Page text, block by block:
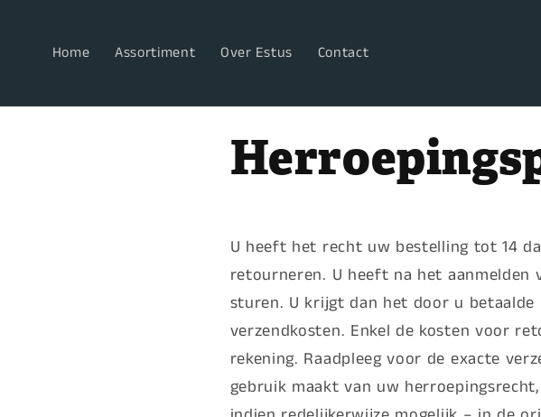
content
Home Assortiment Over Estus Contact
U heeft het recht uw bestelling tot 14
retourneren. U heeft na het
sturen. U krijgt dan het door u
verzendkosten. Enkel de kosten voor
rekening. Raadpleeg voor de exacte
gebruik maakt van uw